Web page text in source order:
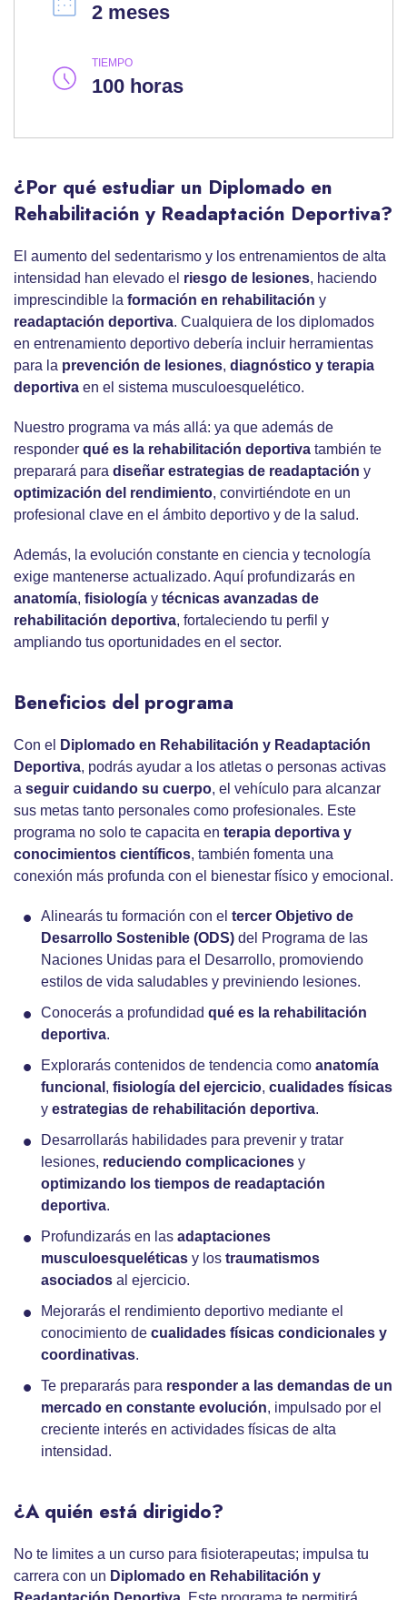
2 meses
TIEMPO
100 horas
¿Por qué estudiar un Diplomado en
Rehabilitación y Readaptación Deportiva?
El aumento del sedentarismo y los entrenamientos de alta
intensidad han elevado el riesgo de lesiones, haciendo
imprescindible la formación en rehabilitación y
readaptación deportiva. Cualquiera de los diplomados
en entrenamiento deportivo debería incluir herramientas
para la prevención de lesiones, diagnóstico y terapia
deportiva en el sistema musculoesquelético.
Nuestro programa va más allá: ya que además de
responder qué es la rehabilitación deportiva también te
preparará para diseñar estrategias de readaptación y
optimización del rendimiento, convirtiéndote en un
profesional clave en el ámbito deportivo y de la salud.
Además, la evolución constante en ciencia y tecnología
exige mantenerse actualizado. Aquí profundizarás en
anatomía, fisiología y técnicas avanzadas de
rehabilitación deportiva, fortaleciendo tu perfil y
ampliando tus oportunidades en el sector.
Beneficios del programa
Con el
Diplomado en Rehabilitación y Readaptación
Deportiva, podrás ayudar a los atletas o personas activas
a seguir cuidando su cuerpo, el vehículo para alcanzar
sus metas tanto personales como profesionales. Este
programa no solo te capacita en terapia deportiva y
conocimientos científicos, también fomenta una
conexión más profunda con el bienestar físico y emocional.
Alinearás tu formación con el tercer Objetivo de
Desarrollo Sostenible (ODS) del Programa de las
Naciones Unidas para el Desarrollo, promoviendo
estilos de vida saludables y previniendo lesiones.
Conocerás a profundidad qué es la rehabilitación
deportiva.
Explorarás contenidos de tendencia como anatomía
funcional , fisiología del ejercicio, cualidades físicas
y estrategias de rehabilitación deportiva.
Desarrollarás habilidades para prevenir y tratar
lesiones, reduciendo complicaciones y
optimizando los tiempos de readaptación
deportiva.
Profundizarás en las adaptaciones
musculoesqueléticas y los traumatismos
asociados al ejercicio.
Mejorarás el rendimiento deportivo mediante el
conocimiento de cualidades físicas condicionales y
coordinativas.
Te prepararás para responder a las demandas de un
mercado en constante evolución, impulsado por el
creciente interés en actividades físicas de alta
intensidad.
¿A quién está dirigido?
No te limites a un curso para fisioterapeutas; impulsa tu
carrera con un Diplomado en Rehabilitación y